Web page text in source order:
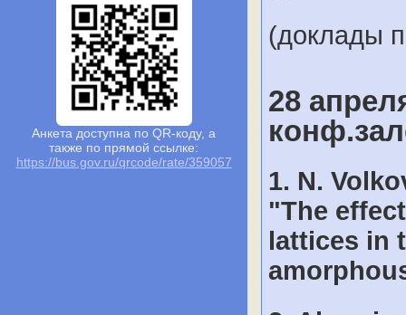
Анкета доступна по QR-коду, а
также по прямой ссылке:
https://bus.gov.ru/qrcode/rate/359057
(доклады
28
1. N.
"The
lattices in